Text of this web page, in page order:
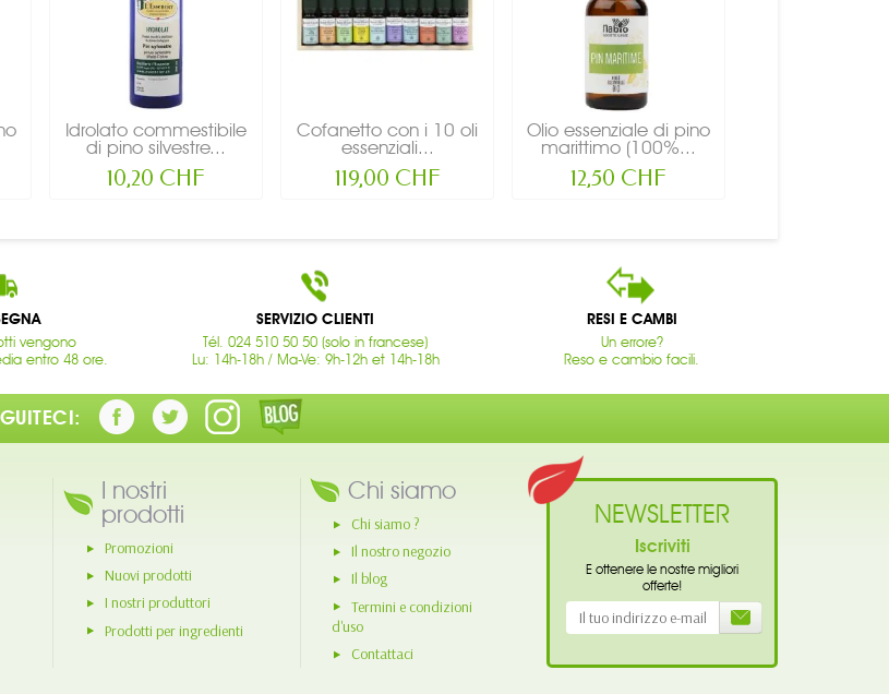
Idrolato commestibile
di pino silvestre...
10,20 CHF
Cofanetto con i 10 oli
essenziali...
119,00 CHF
Olio essenziale di pino
marittimo (100%...
12,50 CHF
vengono
entro 48 ore.
SERVIZIO CLIENTI
Tél. 024 510 50 50 (solo in francese)
Lu: 14h-18h / Ma-Ve: 9h-12h et 14h-18h
RESI E CAMBI
Un errore?
Reso e cambio facili.
I nostri
prodotti
Promozioni
Nuovi prodotti
I nostri produttori
Prodotti per ingredienti
Chi siamo
Chi siamo ?
Il nostro negozio
Il blog
Termini e condizioni
d'uso
Contattaci
NEWSLETTER
Iscriviti
E ottenere le nostre migliori
offerte!